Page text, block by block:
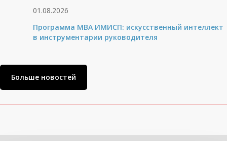
01.08.2026
Программа MBA ИМИСП: искусственный интеллект
в инструментарии руководителя
Больше новостей